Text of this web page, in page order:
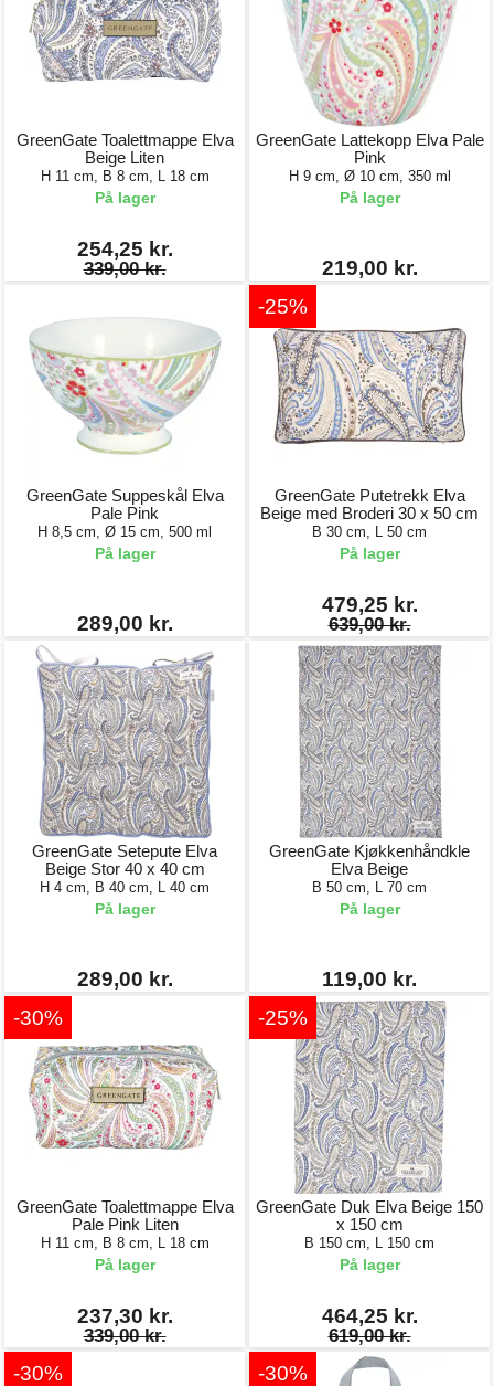
GreenGate Toalettmappe Elva
Beige Liten
H 11 cm, B 8 cm, L 18 cm
På lager
254,25 kr.
339,00 kr.
GreenGate Lattekopp Elva Pale
Pink
H 9 cm, Ø 10 cm, 350 ml
På lager
219,00 kr.
GreenGate Suppeskål Elva
Pale Pink
H 8,5 cm, Ø 15 cm, 500 ml
På lager
289,00 kr.
-25%
GreenGate Putetrekk Elva
Beige med Broderi 30 x 50 cm
B 30 cm, L 50 cm
På lager
479,25 kr.
639,00 kr.
GreenGate Setepute Elva
Beige Stor 40 x 40 cm
H 4 cm, B 40 cm, L 40 cm
På lager
289,00 kr.
GreenGate Kjøkkenhåndkle
Elva Beige
B 50 cm, L 70 cm
På lager
119,00 kr.
-30%
GreenGate Toalettmappe Elva
Pale Pink Liten
H 11 cm, B 8 cm, L 18 cm
På lager
237,30 kr.
339,00 kr.
-25%
GreenGate Duk Elva Beige 150
x 150 cm
B 150 cm, L 150 cm
På lager
464,25 kr.
619,00 kr.
-30% -30%